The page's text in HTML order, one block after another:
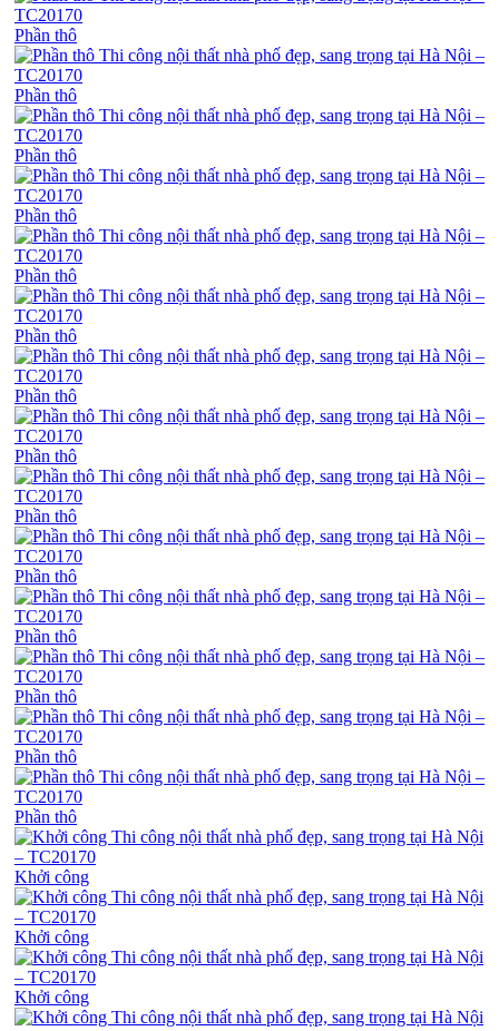
Phần thô
Phần thô
Phần thô
Phần thô
Phần thô
Phần thô
Phần thô
Phần thô
Phần thô
Phần thô
Phần thô
Phần thô
Phần thô
Phần thô
Khởi công
Khởi công
Khởi công